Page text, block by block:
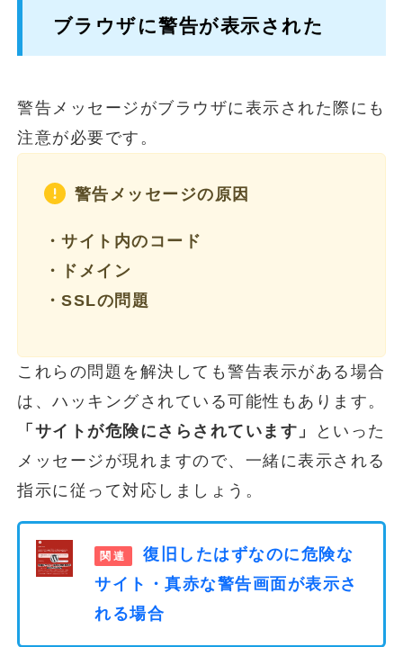
ブラウザに警告が表示された
警告メッセージがブラウザに表示された際にも
注意が必要です。
警告メッセージの原因
・サイト内のコード
・ドメイン
・SSLの問題
これらの問題を解決しても警告表示がある場合
は、ハッキングされている可能性もあります。
「サイトが危険にさらされています」
といった
メッセージが現れますので、一緒に表示される
指示に従って対応しましょう。
復旧したはずなのに危険な
サイト・真赤な警告画面が表示さ
れる場合